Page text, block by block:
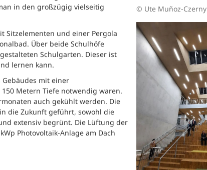
in den großzügig vielseitig
Sitzelementen und einer Pergola
Über beide Schulhöfe
Schulgarten. Dieser ist
lernen kann.
mit einer
Metern Tiefe notwendig waren.
auch gekühlt werden. Die
die Zukunft geführt, sowohl die
extensiv begrünt. Die Lüftung der
Photovoltaik-Anlage am Dach
© Ute Muñoz-Czerny